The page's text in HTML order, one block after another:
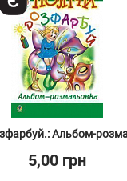
Альбом-
5,00 грн